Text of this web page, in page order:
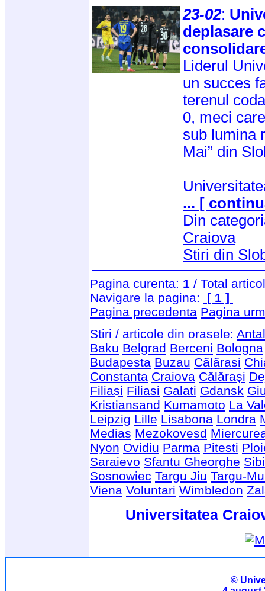
23-02:
deplasare
Liderul
un succes
terenul
0, meci
sub lumina
Mai” din
... [
Din
Craiova
Stiri din
Pagina curenta: 1 / Total
Navigare la pagina:
[ 1 ]
Pagina precedenta Pagina
Stiri / articole din orasele:
Baku Belgrad Berceni Bologna
Budapesta Buzau Cãlãrasi
Constanta Craiova Călărași
Filiași Filiasi Galati Gdansk
Kristiansand Kumamoto La
Leipzig Lille Lisabona Londra
Medias Mezokovesd
Nyon Ovidiu Parma Pitesti
Saraievo Sfantu Gheorghe
Sosnowiec Targu Jiu Targu-
Viena Voluntari Wimbledon
Universitatea
©